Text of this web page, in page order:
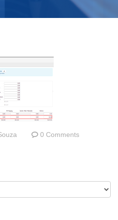
0 Comments